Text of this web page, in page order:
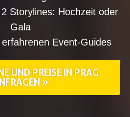
Storylines: Hochzeit oder
Gala
Event-Guides
UND PREISE IN PRAG
»